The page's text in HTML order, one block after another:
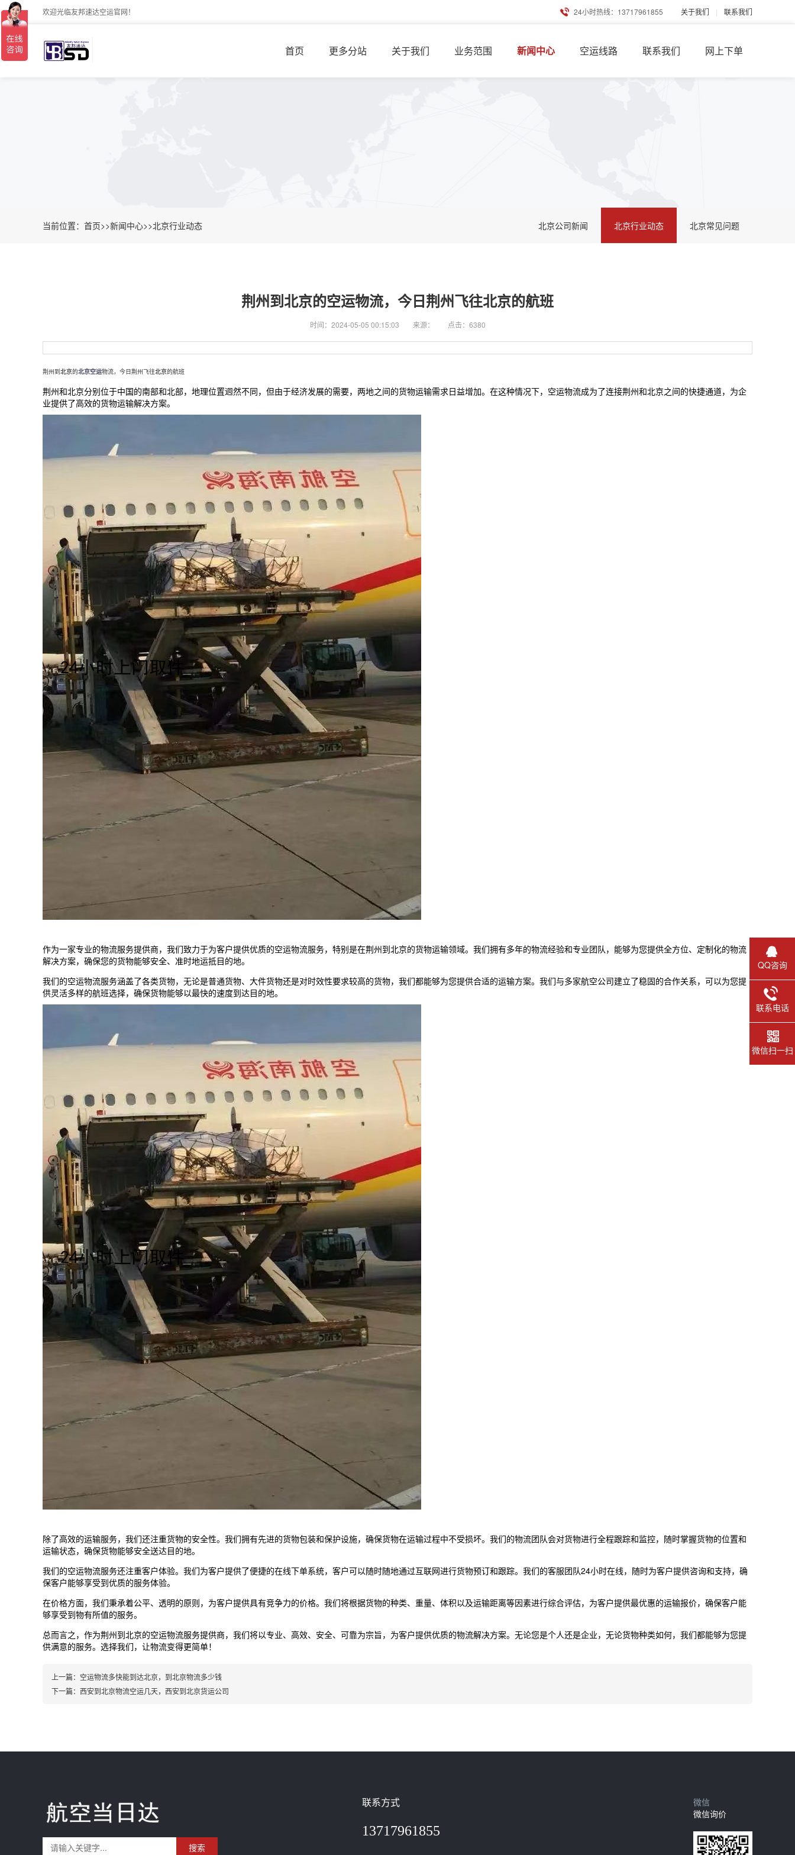
关于我们 | 联系我们
24小时热线：13717961855
欢迎光临友邦速达空运官网！
首页 更多分站 关于我们 业务范围 新闻中心 空运线路 联系我们 网上下单
当前位置： 首页>>新闻中心>>北京行业动态 北京公司新闻 北京行业动态 北京常见问题
荆州到北京的空运物流，今日荆州飞往北京的航班
时间：2024-05-05 00:15:03 来源： 点击：6380
荆州到北京的北京空运物流，今日荆州飞往北京的航班
荆州和北京分别位于中国的南部和北部，地理位置迥然不同，但由于经济发展的需要，两地之间的货物运输需求日益增加。在这种情况下，空运物流成为了连接荆州和北京之间的快捷通道，为企
业提供了高效的货物运输解决方案。
作为一家专业的物流服务提供商，我们致力于为客户提供优质的空运物流服务，特别是在荆州到北京的货物运输领域。我们拥有多年的物流经验和专业团队，能够为您提供全方位、定制化的物流
解决方案，确保您的货物能够安全、准时地运抵目的地。
我们的空运物流服务涵盖了各类货物，无论是普通货物、大件货物还是对时效性要求较高的货物，我们都能够为您提供合适的运输方案。我们与多家航空公司建立了稳固的合作关系，可以为您提
供灵活多样的航班选择，确保货物能够以最快的速度到达目的地。
除了高效的运输服务，我们还注重货物的安全性。我们拥有先进的货物包装和保护设施，确保货物在运输过程中不受损坏。我们的物流团队会对货物进行全程跟踪和监控，随时掌握货物的位置和
运输状态，确保货物能够安全送达目的地。
我们的空运物流服务还注重客户体验。我们为客户提供了便捷的在线下单系统，客户可以随时随地通过互联网进行货物预订和跟踪。我们的客服团队24小时在线，随时为客户提供咨询和支持，确
保客户能够享受到优质的服务体验。
在价格方面，我们秉承着公平、透明的原则，为客户提供具有竞争力的价格。我们将根据货物的种类、重量、体积以及运输距离等因素进行综合评估，为客户提供最优惠的运输报价，确保客户能
够享受到物有所值的服务。
总而言之，作为荆州到北京的空运物流服务提供商，我们将以专业、高效、安全、可靠为宗旨，为客户提供优质的物流解决方案。无论您是个人还是企业，无论货物种类如何，我们都能够为您提
供满意的服务。选择我们，让物流变得更简单！
上一篇： 空运物流多快能到达北京，到北京物流多少钱
下一篇： 西安到北京物流空运几天，西安到北京货运公司
搜索
联系方式
13717961855
微信
微信询价
QQ咨询
联系电话
微信扫一扫